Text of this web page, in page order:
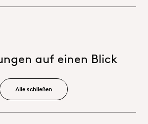
auf einen Blick
Alle schließen